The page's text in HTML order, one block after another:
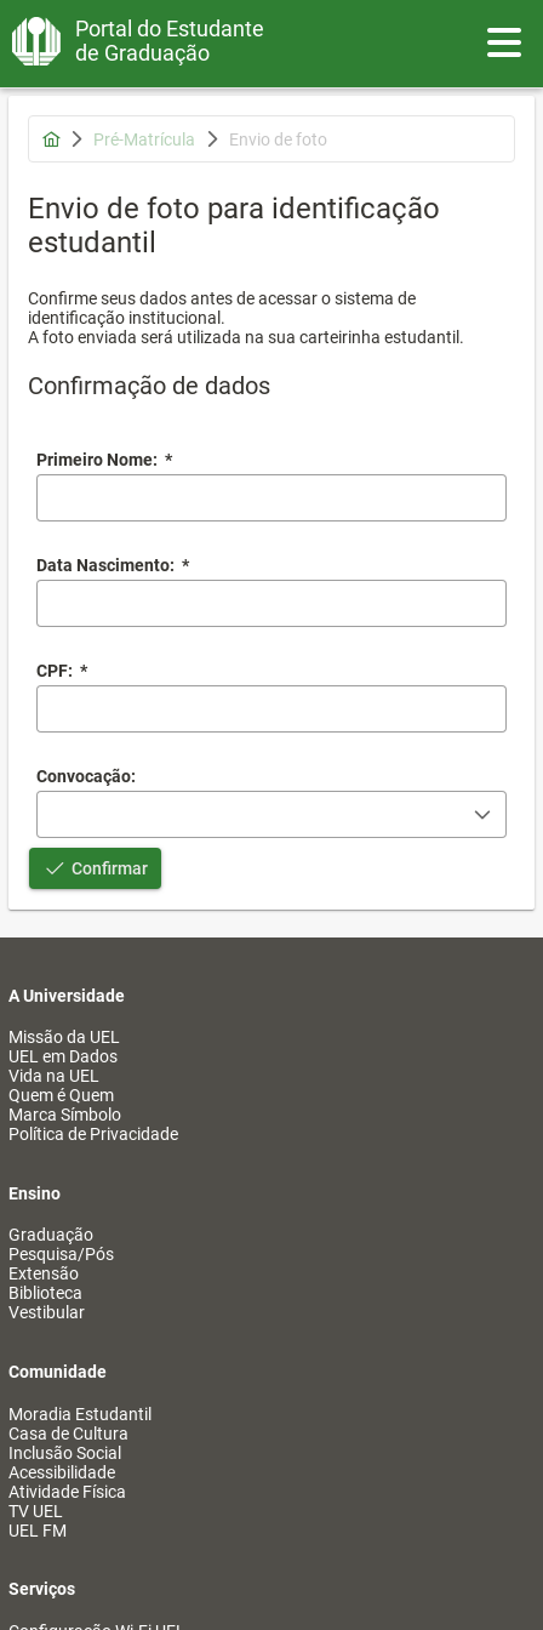
Portal do Estudante
de Graduação
Pré-Matrícula Envio de foto
Envio de foto para identificação
estudantil
Confirme seus dados antes de acessar o sistema de
identificação institucional.
A foto enviada será utilizada na sua carteirinha estudantil.
Confirmação de dados
Primeiro Nome: *
Data Nascimento: *
CPF: *
Convocação:
Confirmar
A Universidade
Missão da UEL
UEL em Dados
Vida na UEL
Quem é Quem
Marca Símbolo
Política de Privacidade
Ensino
Graduação
Pesquisa/Pós
Extensão
Biblioteca
Vestibular
Comunidade
Moradia Estudantil
Casa de Cultura
Inclusão Social
Acessibilidade
Atividade Física
TV UEL
UEL FM
Serviços